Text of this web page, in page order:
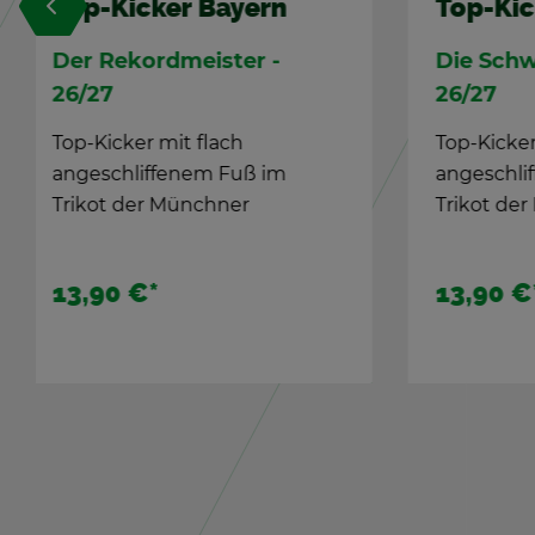
Su­per­star
Die neue TIPP-KICK
Schießt um die Wette mit
Deutsch­land Ki­cker: 2 Spie­ler.
24,90 €
Das
Wir
mit